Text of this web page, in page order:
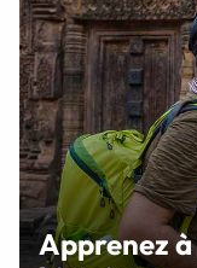
Apprenez